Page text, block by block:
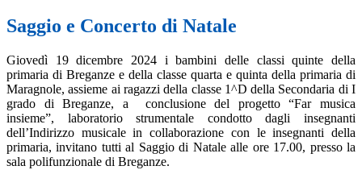
Saggio e Concerto di Natale
Giovedì 19 dicembre 2024 i bambini delle classi quinte della
primaria di Breganze e della classe quarta e quinta della primaria di
Maragnole, assieme ai ragazzi della classe 1^D della Secondaria di I
grado di Breganze, a conclusione del progetto “Far musica
insieme”, laboratorio strumentale condotto dagli insegnanti
dell’Indirizzo musicale in collaborazione con le insegnanti della
primaria, invitano tutti al Saggio di Natale alle ore 17.00, presso la
sala polifunzionale di Breganze.